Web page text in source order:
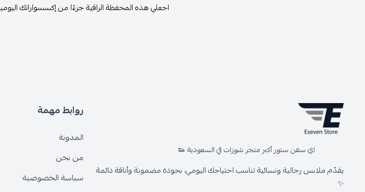
اجعلي هذه المحفظة الراقية جزءًا من إكسسواراتك
اي سفن ستور أكبر متجر شوزات في السعودية 👟
يقدّم ملابس رجالية ونسائية تناسب احتياجك اليومي، بجودة مضمونة وأناقة دائمة
✨
روابط مهمة
المدونة
من نحن
سياسة الخصوصية